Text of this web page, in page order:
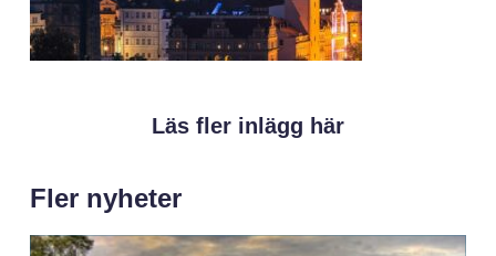
Läs fler inlägg här
Fler nyheter